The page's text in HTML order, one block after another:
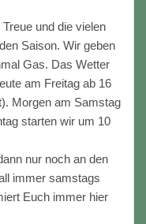
und die vielen
Saison. Wir geben
Gas. Das Wetter
am Freitag ab 16
Morgen am Samstag
starten wir um 10
nur noch an den
immer samstags
Euch immer hier